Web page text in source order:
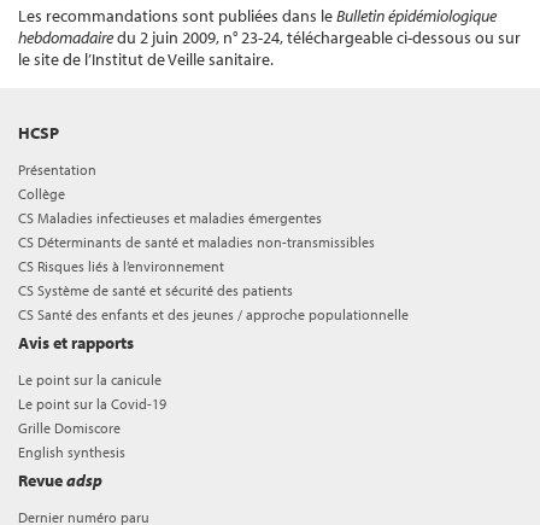
Les recommandations sont publiées dans leBulletin épidémiologique
hebdomadairedu 2 juin 2009, n° 23-24, téléchargeable ci-dessous ou sur
le site de l’Institut de Veille sanitaire.
HCSP
Présentation
Collège
CS Maladies infectieuses et maladies émergentes
CS Déterminants de santé et maladies non-transmissibles
CS Risques liés à l’environnement
CS Système de santé et sécurité des patients
CS Santé des enfants et des jeunes / approche populationnelle
Avis et rapports
Le point sur la canicule
Le point sur la Covid-19
Grille Domiscore
English synthesis
Revueadsp
Dernier numéro paru